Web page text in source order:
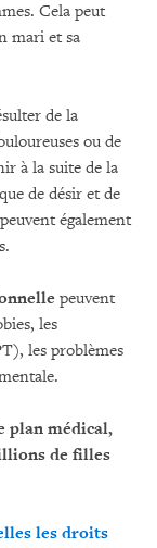
Cela peut
mari et sa
de la
ou de
à la suite de la
de désir et de
également
peuvent
les
les problèmes
plan médical,
de filles
les droits